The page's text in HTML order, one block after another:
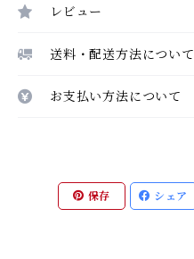
レビュー
送料・配送方法について
お支払い方法について
保存 シェア